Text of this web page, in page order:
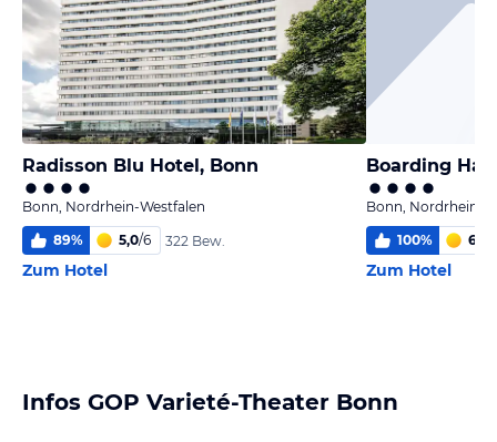
Radisson Blu Hotel, Bonn
Bonn, Nordrhein-Westfalen
89% 5,0/6 322 Bew.
Zum Hotel
Boarding
Bonn, Nordrhein-
100% 6,0
Zum Hotel
Infos GOP Varieté-Theater Bonn